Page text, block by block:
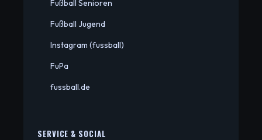
Fußball Senioren
Fußball Jugend
Instagram (fussball)
FuPa
fussball.de
SERVICE & SOCIAL